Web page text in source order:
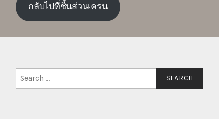
กลับไปที่ชิ้นส่วนเครน
for: